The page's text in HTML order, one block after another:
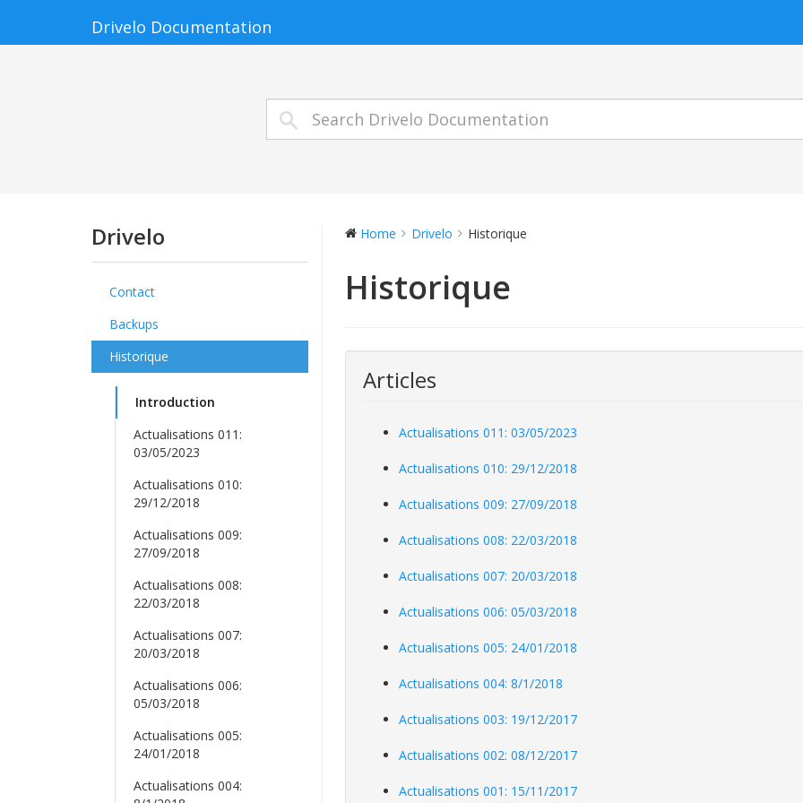
Drivelo Documentation
Drivelo
Contact
Backups
Historique
Introduction
Actualisations 011:
03/05/2023
Actualisations 010:
29/12/2018
Actualisations 009:
27/09/2018
Actualisations 008:
22/03/2018
Actualisations 007:
20/03/2018
Actualisations 006:
05/03/2018
Actualisations 005:
24/01/2018
Actualisations 004:
Home Drivelo Historique
Historique
Articles
Actualisations 011: 03/05/2023
Actualisations 010: 29/12/2018
Actualisations 009: 27/09/2018
Actualisations 008: 22/03/2018
Actualisations 007: 20/03/2018
Actualisations 006: 05/03/2018
Actualisations 005: 24/01/2018
Actualisations 004: 8/1/2018
Actualisations 003: 19/12/2017
Actualisations 002: 08/12/2017
Actualisations 001: 15/11/2017